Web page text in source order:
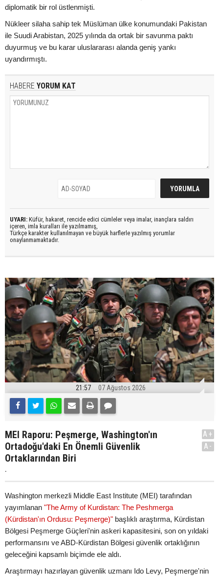
diplomatik bir rol üstlenmişti.
Nükleer silaha sahip tek Müslüman ülke konumundaki Pakistan
ile Suudi Arabistan, 2025 yılında da ortak bir savunma paktı
duyurmuş ve bu karar uluslararası alanda geniş yankı
uyandırmıştı.
HABERE YORUM KAT
UYARI: Küfür, hakaret, rencide edici cümleler veya imalar, inançlara saldırı
içeren, imla kuralları ile yazılmamış,
Türkçe karakter kullanılmayan ve büyük harflerle yazılmış yorumlar
onaylanmamaktadır.
21:57 07 Ağustos 2026
MEI Raporu: Peşmerge, Washington'ın
Ortadoğu'daki En Önemli Güvenlik
Ortaklarından Biri
.
A+
A-
Washington merkezli Middle East Institute (MEI) tarafından
yayımlanan "The Army of Kurdistan: The Peshmerga
(Kürdistan'ın Ordusu: Peşmerge)" başlıklı araştırma, Kürdistan
Bölgesi Peşmerge Güçleri'nin askeri kapasitesini, son on yıldaki
performansını ve ABD-Kürdistan Bölgesi güvenlik ortaklığının
geleceğini kapsamlı biçimde ele aldı.
Araştırmayı hazırlayan güvenlik uzmanı Ido Levy, Peşmerge'nin